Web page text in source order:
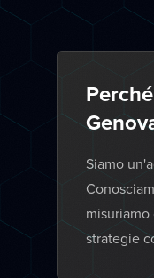
Siamo
strategie